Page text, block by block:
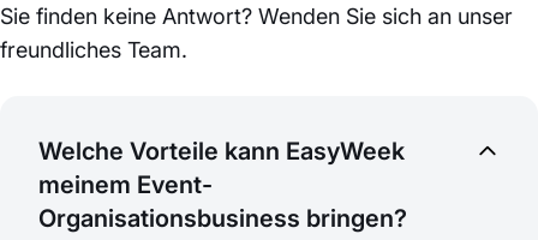
Sie finden keine Antwort? Wenden Sie sich an unser
freundliches Team.
Welche Vorteile kann EasyWeek
meinem Event-
Organisationsbusiness bringen?